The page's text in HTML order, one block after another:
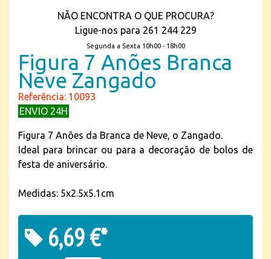
NÃO ENCONTRA O QUE PROCURA?
Ligue-nos para 261 244 229
Segunda a Sexta 10h00 - 18h00
Figura 7 Anões Branca
Neve Zangado
Referência: 10093
ENVIO 24H
Figura 7 Anões da Branca de Neve, o Zangado.
Ideal para brincar ou para a decoração de bolos de
festa de aniversário.
Medidas: 5x2.5x5.1cm
6,69 €*